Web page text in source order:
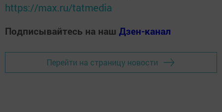
https://max.ru/tatmedia
Подписывайтесь на наш Дзен-канал
Перейти на страницу новости